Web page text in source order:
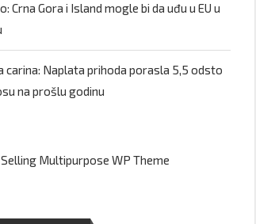
Crna Gora i Island mogle bi da uđu u EU u
carina: Naplata prihoda porasla 5,5 odsto
na prošlu godinu